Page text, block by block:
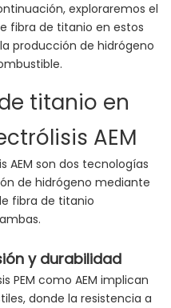
exploraremos el
fibra de titanio en estos
producción de hidrógeno
titanio en
AEM
AEM son dos tecnologías
de hidrógeno mediante
fibra de titanio
y durabilidad
PEM como AEM implican
donde la resistencia a